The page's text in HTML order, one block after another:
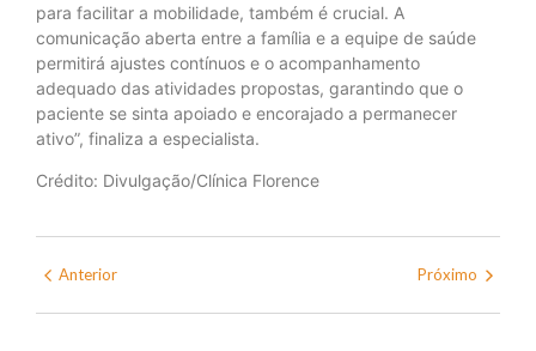
para facilitar a mobilidade, também é crucial. A
comunicação aberta entre a família e a equipe de saúde
permitirá ajustes contínuos e o acompanhamento
adequado das atividades propostas, garantindo que o
paciente se sinta apoiado e encorajado a permanecer
ativo”, finaliza a especialista.
Crédito: Divulgação/Clínica Florence
Anterior Próximo